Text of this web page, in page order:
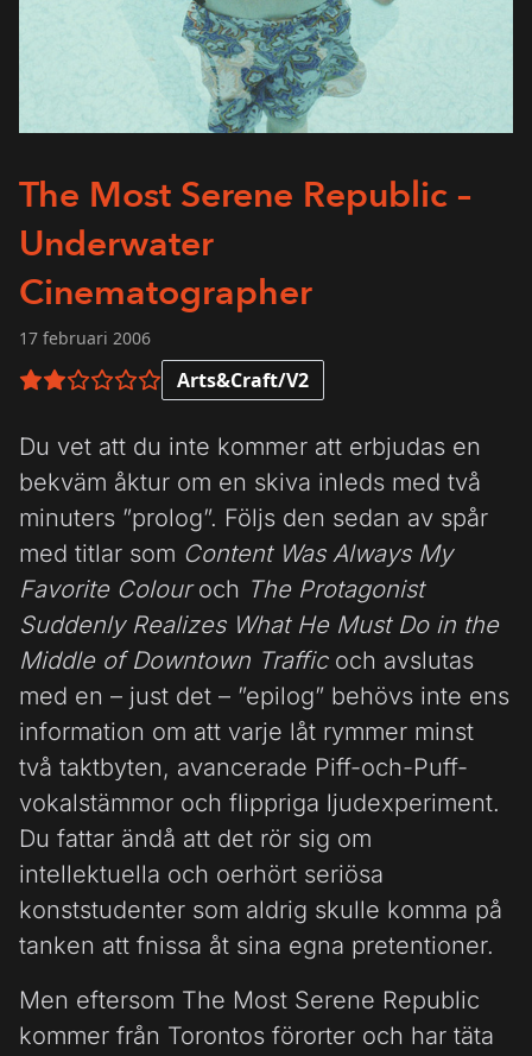
The Most Serene Republic –
Underwater
Cinematographer
17 februari 2006
2 av 6 i betyg Arts&Craft/V2
Du vet att du inte kommer att erbjudas en
bekväm åktur om en skiva inleds med två
minuters ”prolog”. Följs den sedan av spår
med titlar som Content Was Always My
Favorite Colouroch The Protagonist
Suddenly Realizes What He Must Do in the
Middle of Downtown Traffic och avslutas
med en – just det – ”epilog” behövs inte ens
information om att varje låt rymmer minst
två taktbyten, avancerade Piff-och-Puff-
vokalstämmor och flippriga ljudexperiment.
Du fattar ändå att det rör sig om
intellektuella och oerhört seriösa
konststudenter som aldrig skulle komma på
tanken att fnissa åt sina egna pretentioner.
Men eftersom The Most Serene Republic
kommer från Torontos förorter och har täta